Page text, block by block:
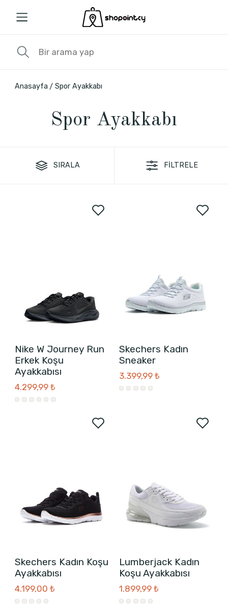
Anasayfa Spor Ayakkabı
Spor Ayakkabı
SIRALA FİLTRELE
Nike W Journey Run
Erkek Koşu
Ayakkabısı
4.299,99 ₺
Skechers Kadın
Sneaker
3.399,99 ₺
Skechers Kadın Koşu
Ayakkabısı
4.199,00 ₺
Lumberjack Kadın
Koşu Ayakkabısı
1.899,99 ₺